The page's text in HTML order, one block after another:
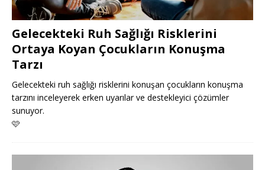
Gelecekteki Ruh Sağlığı Risklerini
Ortaya Koyan Çocukların Konuşma
Tarzı
Gelecekteki ruh sağlığı risklerini konuşan çocukların konuşma
tarzını inceleyerek erken uyarılar ve destekleyici çözümler
sunuyor.
🩷